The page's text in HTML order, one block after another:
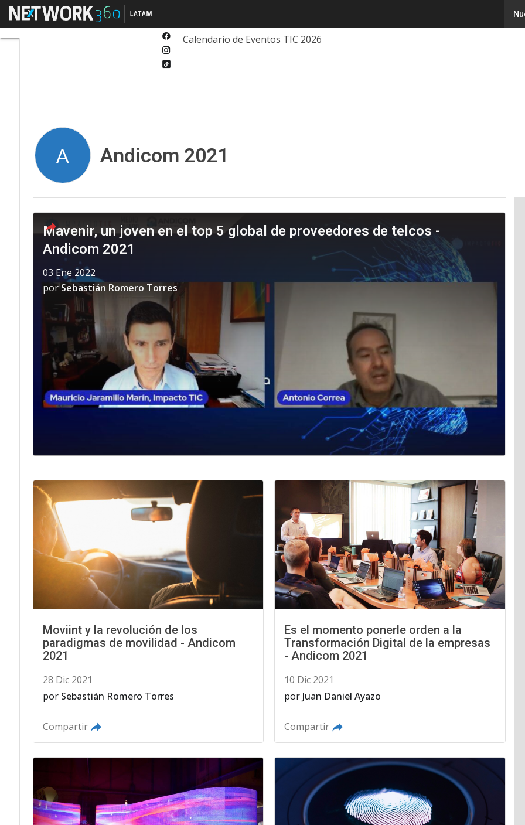
Menú
Facebook
Ciberseguridad
Calendario de Eventos TIC 2026
A Andicom 2021
Mavenir, un joven en el top 5 global de proveedores de telcos -
Andicom 2021
03 Ene 2022
porSebastián Romero Torres
Moviint y la revolución de los
paradigmas de movilidad - Andicom
2021
28 Dic 2021
por Sebastián Romero Torres
Compartir
Es el momento ponerle orden a la
Transformación Digital de la empresas
- Andicom 2021
10 Dic 2021
por Juan Daniel Ayazo
Compartir